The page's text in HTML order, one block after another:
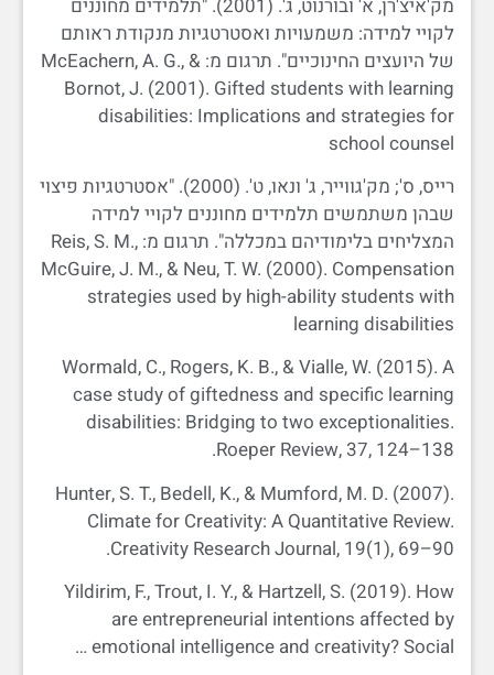
מק'איצ'רן, א' ובורנוט, ג'. (2001). "תלמידים מחוננים
לקויי למידה: משמעויות ואסטרטגיות מנקודת ראותם
של היועצים החינוכיים". תרגום מ: McEachern, A. G., &
Bornot, J. (2001). Gifted students with learning
disabilities: Implications and strategies for
school counsel
רייס, ס'; מק'גווייר, ג' ונאו, ט'. (2000). "אסטרטגיות פיצוי
שבהן משתמשים תלמידים מחוננים לקויי למידה
המצליחים בלימודיהם במכללה". תרגום מ: Reis, S. M.,
McGuire, J. M., & Neu, T. W. (2000). Compensation
strategies used by high-ability students with
learning disabilities
Wormald, C., Rogers, K. B., & Vialle, W. (2015). A
case study of giftedness and specific learning
disabilities: Bridging to two exceptionalities.
Roeper Review, 37, 124–138.
Hunter, S. T., Bedell, K., & Mumford, M. D. (2007).
Climate for Creativity: A Quantitative Review.
Creativity Research Journal, 19(1), 69–90.
Yildirim, F., Trout, I. Y., & Hartzell, S. (2019). How
are entrepreneurial intentions affected by
emotional intelligence and creativity? Social …